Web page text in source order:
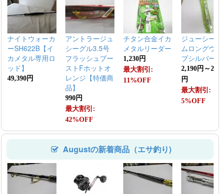
ナイトウォーカ
ーSH622B【イ
カメタル専用ロ
ッド】
49,390円
アントラージュ
シーグル3.5号
フラッシュブー
ストFホットオ
レンジ【特価商
品】
990円
最大割引:
42%OFF
チタン合金イカ
メタルリーダー
1,230円
最大割引:
11%OFF
ジューシー
ムロングウ
ブシルバー
2,190円～
円
最大割引:
5%OFF
Augustの新着商品（エサ釣り)